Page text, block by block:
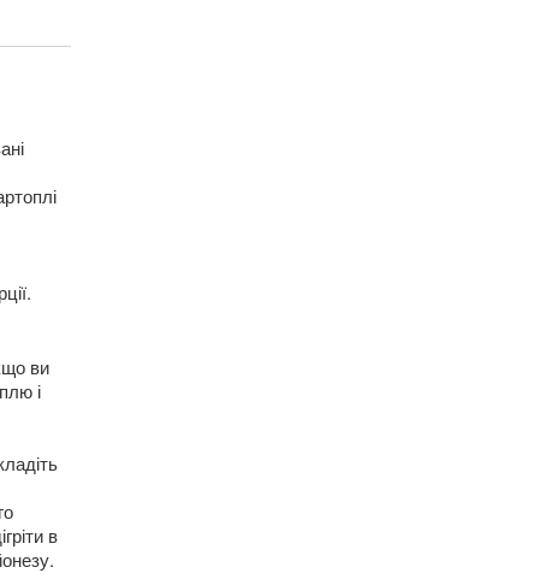
ви
і
в